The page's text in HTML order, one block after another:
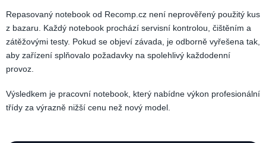
Repasovaný notebook od Recomp.cz není neprověřený použitý kus
z bazaru. Každý notebook prochází servisní kontrolou, čištěním a
zátěžovými testy. Pokud se objeví závada, je odborně vyřešena tak,
aby zařízení splňovalo požadavky na spolehlivý každodenní
provoz.
Výsledkem je pracovní notebook, který nabídne výkon profesionální
třídy za výrazně nižší cenu než nový model.